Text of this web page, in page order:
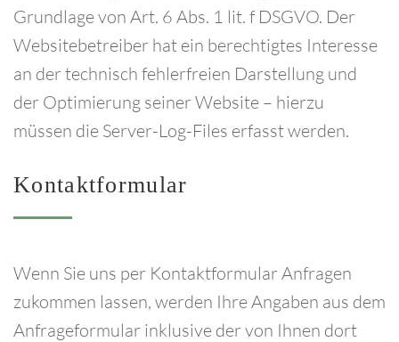
Grundlage von Art. 6 Abs. 1 lit. f DSGVO. Der
Websitebetreiber hat ein berechtigtes Interesse
an der technisch fehlerfreien Darstellung und
der Optimierung seiner Website – hierzu
müssen die Server-Log-Files erfasst werden.
Kontaktformular
Wenn Sie uns per Kontaktformular Anfragen
zukommen lassen, werden Ihre Angaben aus dem
Anfrageformular inklusive der von Ihnen dort